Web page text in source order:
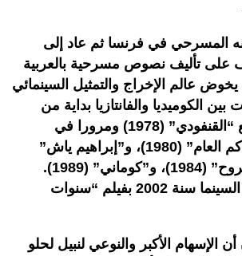
المسرحي في فرنسا ثم عاد إلى
تأليف نصوص مسرحية بالعربية
عالم الإخراج والتمثيل السينمائي
الكوميديا والفانتازيا بداية من
نهاية السبعينات مع “القنفودي” (1978) ومرورا في
الثمانينات ب “الحاكم العام” (1980)، و”إبراهيم ياش”
(1984)، و”نهيق الروح” (1984)، و”كوماني” (1989).
وختم مسيرته في السينما سنة 2002 بفيلم “سنوات
الإسهام الأكبر والنوعي لنبيل لحلو